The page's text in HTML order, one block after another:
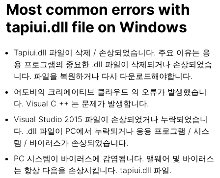
Most common errors with
tapiui.dll file on Windows
Tapiui.dll 파일이 삭제 / 손상되었습니다. 주요 이유는 응
용 프로그램의 중요한 .dll 파일이 삭제되거나 손상되었습
니다. 파일을 복원하거나 다시 다운로드해야합니다.
어도비의 크리에이티브 클라우드 의 오류가 발생했습니
다. Visual C ++ 는 문제가 발생합니다.
Visual Studio 2015 파일이 손상되었거나 누락되었습니
다. .dll 파일이 PC에서 누락되거나 응용 프로그램 / 시스
템 / 바이러스가 손상되었습니다.
PC 시스템이 바이러스에 감염됩니다. 맬웨어 및 바이러스
는 항상 다음을 손상시킵니다. tapiui.dll 파일.